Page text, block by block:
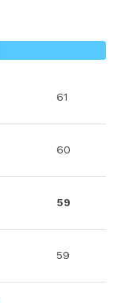
61
60
59
59